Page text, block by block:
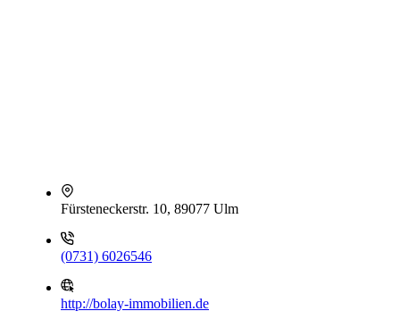
Fürsteneckerstr. 10, 89077 Ulm
(0731) 6026546
http://bolay-immobilien.de